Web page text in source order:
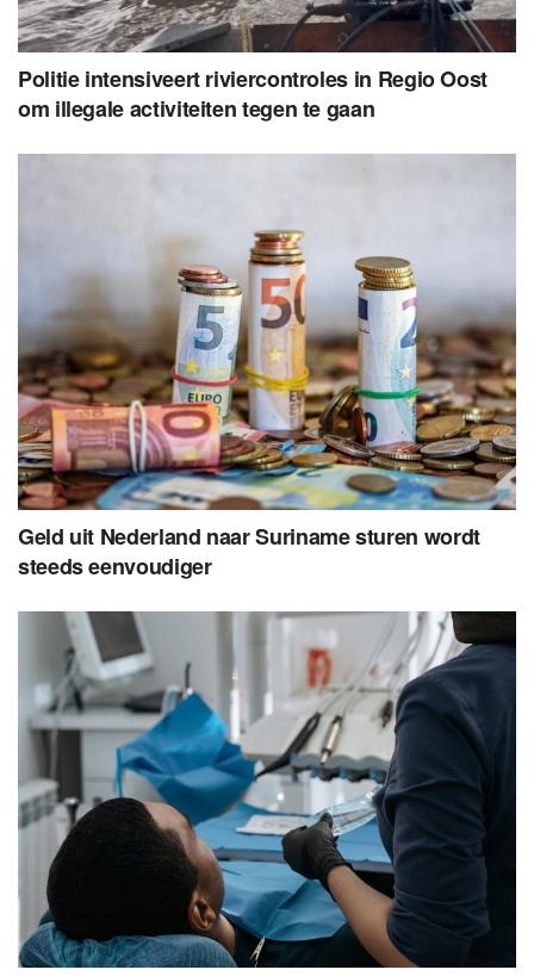
Politie intensiveert riviercontroles in Regio Oost
om illegale activiteiten tegen te gaan
Geld uit Nederland naar Suriname sturen wordt
steeds eenvoudiger